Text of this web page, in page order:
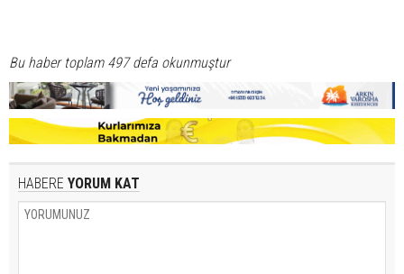
Bu haber toplam 497 defa okunmuştur
HABERE YORUM KAT